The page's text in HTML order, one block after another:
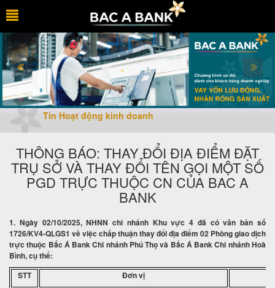
Tin Hoạt động kinh doanh
THÔNG BÁO: THAY ĐỔI ĐỊA ĐIỂM ĐẶT
TRỤ SỞ VÀ THAY ĐỔI TÊN GỌI MỘT SỐ
PGD TRỰC THUỘC CN CỦA BAC A
BANK
1. Ngày 02/10/2025, NHNN chi nhánh Khu vực 4 đã có văn bản số
1726/KV4-QLGS1 về việc chấp thuận thay đổi địa điểm 02 Phòng giao dịch
trực thuộc Bắc Á Bank Chi nhánh Phú Thọ và Bắc Á Bank Chi nhánh Hoà
Bình, cụ thể:
STT
Đơn vị